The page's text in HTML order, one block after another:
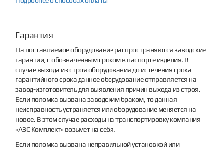
Гарантия
На поставляемое оборудование распространяются заводские
гарантии, с обозначенным сроком в паспорте изделия. В
случае выхода из строя оборудования до истечения срока
гарантийного срока данное оборудование отправляется на
завод-изготовитель для выявления причин выхода из строя.
Если поломка вызвана заводским браком, то данная
неисправность устраняется или оборудование меняется на
новое. В этом случае расходы на транспортировку компания
«АЗС Комплект» возьмет на себя.
Если поломка вызвана неправильной установкой или